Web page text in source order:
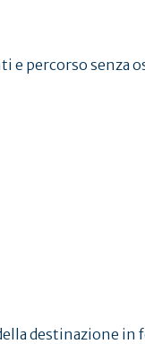
e percorso senza
destinazione in